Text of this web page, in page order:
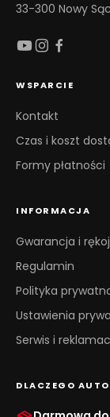
33-300 Nowy
WSPARCIE
Kontakt
Czas i koszt
Formy płatności
INFORMACJA
Gwarancja i
Regulamin
Polityka
Ustawienia
Serwis i
DLACZEGO